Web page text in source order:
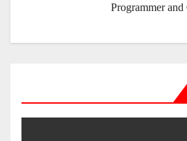
Programmer